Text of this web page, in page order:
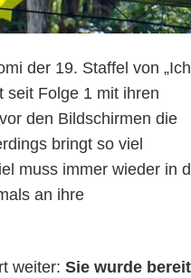
der 19. Staffel von „Ich
seit Folge 1 mit ihren
den Bildschirmen die
bringt so viel
muss immer wieder in
an ihre
weiter: Sie wurde